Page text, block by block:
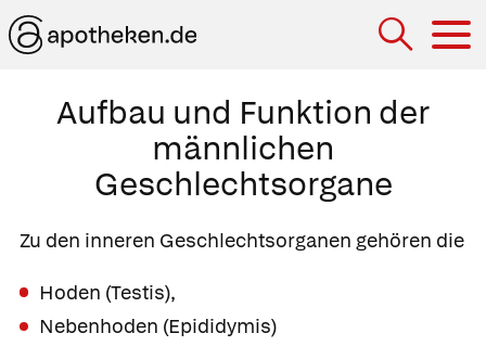
Aufbau und Funktion der
männlichen
Geschlechtsorgane
Zu den inneren Geschlechtsorganen gehören die
Hoden (Testis),
Nebenhoden (Epididymis)